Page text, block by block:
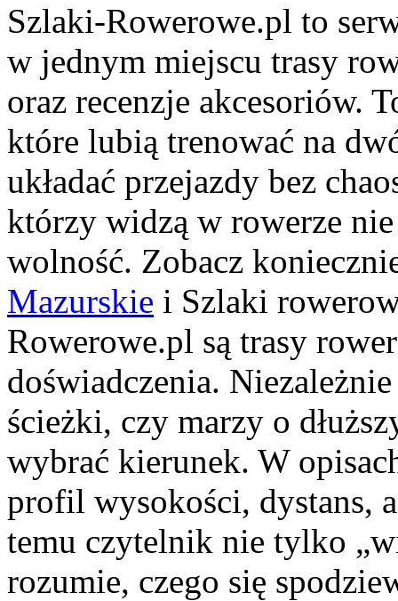
Szlaki-Rowerowe.pl to
w jednym miejscu trasy
oraz recenzje akcesoriów.
które lubią trenować na
układać przejazdy bez
którzy widzą w rowerze
wolność. Zobacz
Mazurskie i Szlaki
Rowerowe.pl są trasy
doświadczenia.
ścieżki, czy marzy o
wybrać kierunek. W
profil wysokości, dystans,
temu czytelnik nie tylko
rozumie, czego się